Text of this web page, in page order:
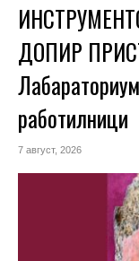
ДОПИР
работилници
7 август, 2026